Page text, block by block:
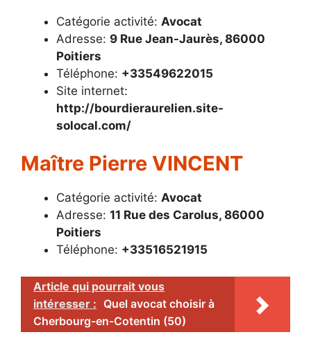
Catégorie activité: Avocat
Adresse: 9 Rue Jean-Jaurès, 86000
Poitiers
Téléphone: +33549622015
Site internet:
http://bourdieraurelien.site-
solocal.com/
Maître Pierre VINCENT
Catégorie activité: Avocat
Adresse: 11 Rue des Carolus, 86000
Poitiers
Téléphone: +33516521915
Article qui pourrait vous
intéresser : Quel avocat choisir à
Cherbourg-en-Cotentin (50)